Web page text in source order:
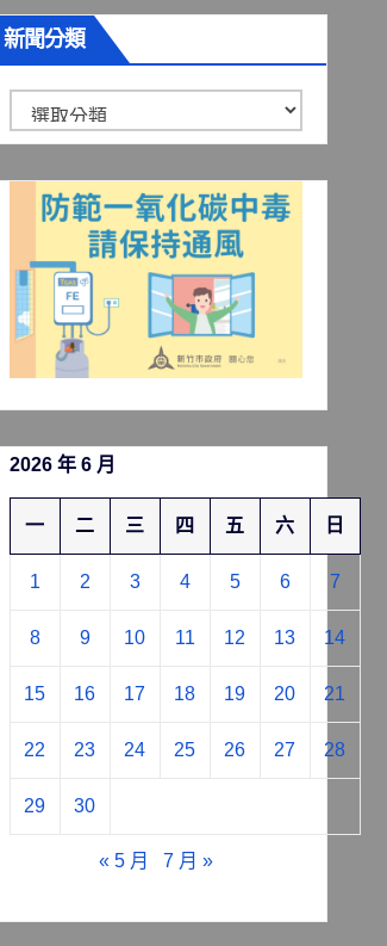
新聞分類
聞
分
2026 年 6 月
一 二 三 四 五 六 日
1 2 3 4 5 6 7
8 9 10 11 12 13 14
15 16 17 18 19 20 21
22 23 24 25 26 27 28
29 30
« 5 月 7 月 »